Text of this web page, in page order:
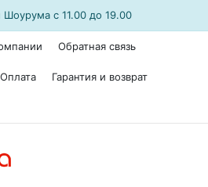
Шоурума с 11.00 до 19.00
Обратная связь
Оплата Гарантия и возврат